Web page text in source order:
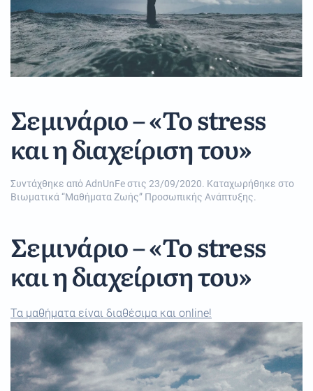
Σεμινάριο – «Το stress
και η διαχείριση του»
Συντάχθηκε απόAdnUnFeστις 23/09/2020. Καταχωρήθηκε στο
Βιωματικά “Μαθήματα Ζωής” Προσωπικής Ανάπτυξης.
Σεμινάριο – «Το stress
και η διαχείριση του»
Τα μαθήματα είναι διαθέσιμα και online!